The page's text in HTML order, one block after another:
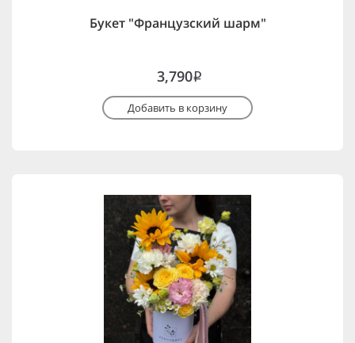
Букет "Французский шарм"
3,790i
Добавить в корзину